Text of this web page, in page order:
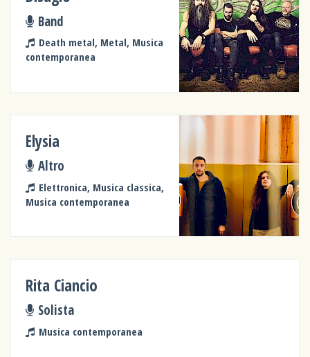
Band
Death metal, Metal, Musica
contemporanea
Elysia
Altro
Elettronica, Musica classica,
Musica contemporanea
Rita Ciancio
Solista
Musica contemporanea